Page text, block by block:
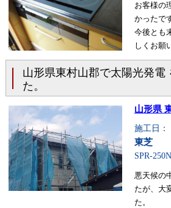
お客様の
かったで
今後とも
しくお願
山形県東村山郡で太陽光発電
た。
山形県
施工日：
東芝
SPR-
悪天候の
たが、大
た。